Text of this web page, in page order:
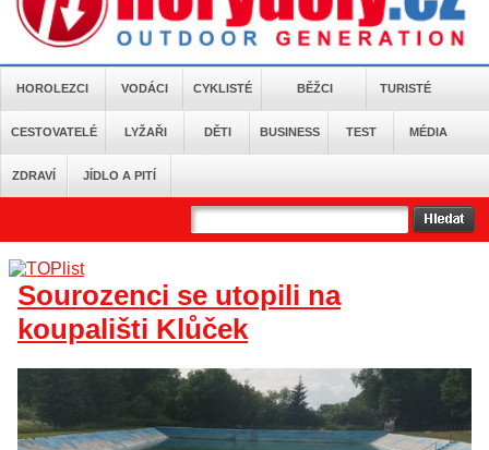
HOROLEZCI VODÁCI CYKLISTÉ BĚŽCI TURISTÉ
CESTOVATELÉ LYŽAŘI DĚTI BUSINESS TEST MÉDIA
ZDRAVÍ JÍDLO A PITÍ
Sourozenci se utopili na
koupališti Klůček